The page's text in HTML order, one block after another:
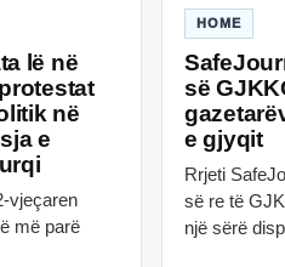
lë në
në
e
vjeçaren
më parë
HOME
së
e gjyqit
Rrjeti
së re të
një sërë